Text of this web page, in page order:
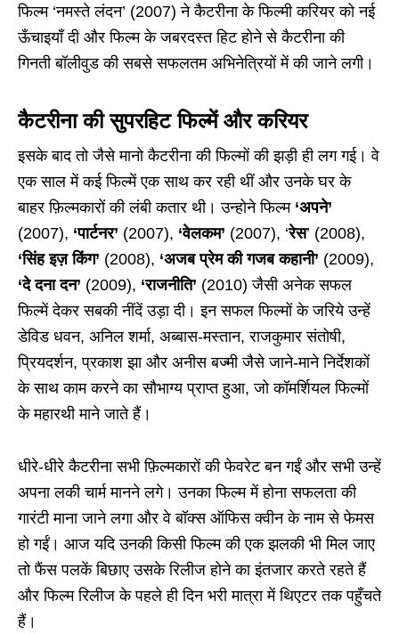
फिल्म ‘नमस्ते लंदन’ (2007) ने कैटरीना के फिल्मी करियर को नई
ऊँचाइयाँ दी और फिल्म के जबरदस्त हिट होने से कैटरीना की
गिनती बॉलीवुड की सबसे सफलतम अभिनेत्रियों में की जाने लगी।
कैटरीना की सुपरहिट फिल्में और करियर
इसके बाद तो जैसे मानो कैटरीना की फिल्मों की झड़ी ही लग गई। वे
एक साल में कई फिल्में एक साथ कर रही थीं और उनके घर के
बाहर फ़िल्मकारों की लंबी कतार थी। उन्होने फिल्म ‘अपने’
(2007), ‘पार्टनर’ (2007), ‘वेलकम’ (2007), ‘रेस’ (2008),
‘सिंह इज़ किंग’ (2008), ‘अजब प्रेम की गजब कहानी’ (2009),
‘दे दना दन’ (2009), ‘राजनीति’ (2010) जैसी अनेक सफल
फिल्में देकर सबकी नींदें उड़ा दी। इन सफल फिल्मों के जरिये उन्हें
डेविड धवन, अनिल शर्मा, अब्बास-मस्तान, राजकुमार संतोषी,
प्रियदर्शन, प्रकाश झा और अनीस बज्मी जैसे जाने-माने निर्देशकों
के साथ काम करने का सौभाग्य प्राप्त हुआ, जो कॉमर्शियल फिल्मों
के महारथी माने जाते हैं।
धीरे-धीरे कैटरीना सभी फ़िल्मकारों की फेवरेट बन गईं और सभी उन्हें
अपना लकी चार्म मानने लगे। उनका फिल्म में होना सफलता की
गारंटी माना जाने लगा और वे बॉक्स ऑफिस क्वीन के नाम से फेमस
हो गईं। आज यदि उनकी किसी फिल्म की एक झलकी भी मिल जाए
तो फैंस पलकें बिछाए उसके रिलीज होने का इंतजार करते रहते हैं
और फिल्म रिलीज के पहले ही दिन भरी मात्रा में थिएटर तक पहुँचते
हैं।